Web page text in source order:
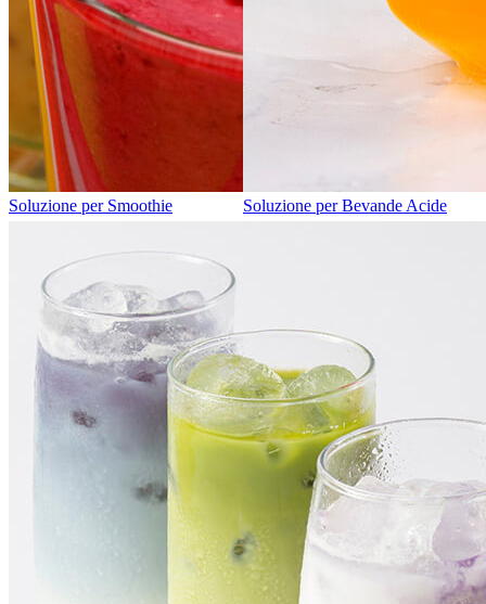
Soluzione per Smoothie Soluzione per Bevande Acide